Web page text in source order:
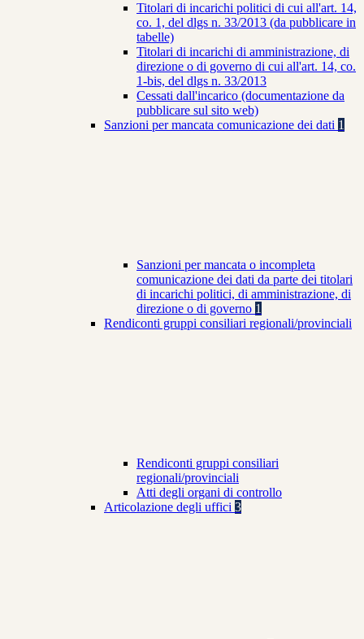
Titolari di incarichi politici di cui all'art. 14,
co. 1, del dlgs n. 33/2013 (da pubblicare in
tabelle)
Titolari di incarichi di amministrazione, di
direzione o di governo di cui all'art. 14, co.
1-bis, del dlgs n. 33/2013
Cessati dall'incarico (documentazione da
pubblicare sul sito web)
Sanzioni per mancata comunicazione dei dati 1
Sanzioni per mancata o incompleta
comunicazione dei dati da parte dei titolari
di incarichi politici, di amministrazione, di
direzione o di governo 1
Rendiconti gruppi consiliari regionali/provinciali
Rendiconti gruppi consiliari
regionali/provinciali
Atti degli organi di controllo
Articolazione degli uffici 3